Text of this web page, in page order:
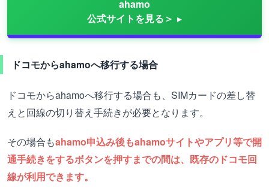
ahamo
公式サイトを見る＞
ドコモからahamoへ移行する場合
ドコモからahamoへ移行する場合も、SIMカードの差し替
えと回線の切り替え手続きが必要となります。
その場合もahamo申込み後もahamoサイトやアプリ等で開
通手続きをするボタンを押すまでの間は、既存のドコモ回
線が利用できます。